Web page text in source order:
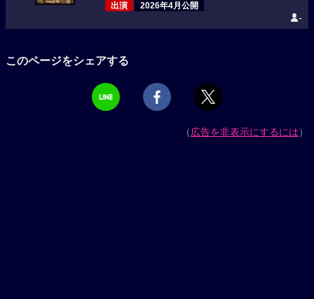
出演 2026年4月公開
-
このページをシェアする
（広告を非表示にするには）